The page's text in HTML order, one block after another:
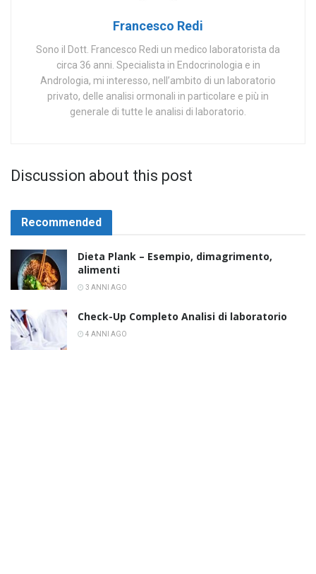
Francesco Redi
Sono il Dott. Francesco Redi un medico laboratorista da
circa 36 anni. Specialista in Endocrinologia e in
Andrologia, mi interesso, nell’ambito di un laboratorio
privato, delle analisi ormonali in particolare e più in
generale di tutte le analisi di laboratorio.
Discussion about this post
Recommended
Dieta Plank – Esempio, dimagrimento,
alimenti
3 ANNI AGO
Check-Up Completo Analisi di laboratorio
4 ANNI AGO